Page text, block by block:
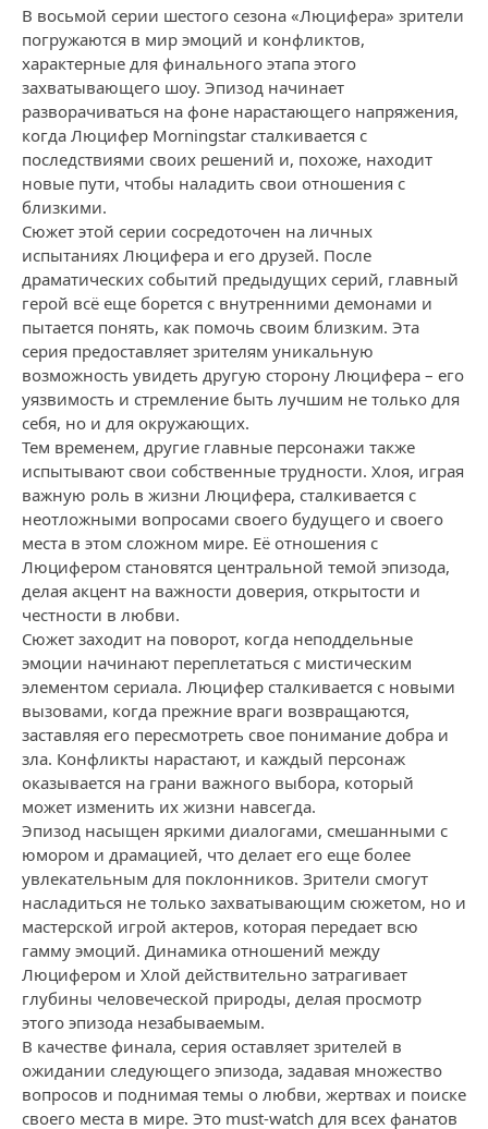
В восьмой серии шестого сезона «Люцифера» зрители
погружаются в мир эмоций и конфликтов,
характерные для финального этапа этого
захватывающего шоу. Эпизод начинает
разворачиваться на фоне нарастающего напряжения,
когда Люцифер Morningstar сталкивается с
последствиями своих решений и, похоже, находит
новые пути, чтобы наладить свои отношения с
близкими.
Сюжет этой серии сосредоточен на личных
испытаниях Люцифера и его друзей. После
драматических событий предыдущих серий, главный
герой всё еще борется с внутренними демонами и
пытается понять, как помочь своим близким. Эта
серия предоставляет зрителям уникальную
возможность увидеть другую сторону Люцифера – его
уязвимость и стремление быть лучшим не только для
себя, но и для окружающих.
Тем временем, другие главные персонажи также
испытывают свои собственные трудности. Хлоя, играя
важную роль в жизни Люцифера, сталкивается с
неотложными вопросами своего будущего и своего
места в этом сложном мире. Её отношения с
Люцифером становятся центральной темой эпизода,
делая акцент на важности доверия, открытости и
честности в любви.
Сюжет заходит на поворот, когда неподдельные
эмоции начинают переплетаться с мистическим
элементом сериала. Люцифер сталкивается с новыми
вызовами, когда прежние враги возвращаются,
заставляя его пересмотреть свое понимание добра и
зла. Конфликты нарастают, и каждый персонаж
оказывается на грани важного выбора, который
может изменить их жизни навсегда.
Эпизод насыщен яркими диалогами, смешанными с
юмором и драмацией, что делает его еще более
увлекательным для поклонников. Зрители смогут
насладиться не только захватывающим сюжетом, но и
мастерской игрой актеров, которая передает всю
гамму эмоций. Динамика отношений между
Люцифером и Хлой действительно затрагивает
глубины человеческой природы, делая просмотр
этого эпизода незабываемым.
В качестве финала, серия оставляет зрителей в
ожидании следующего эпизода, задавая множество
вопросов и поднимая темы о любви, жертвах и поиске
своего места в мире. Это must-watch для всех фанатов